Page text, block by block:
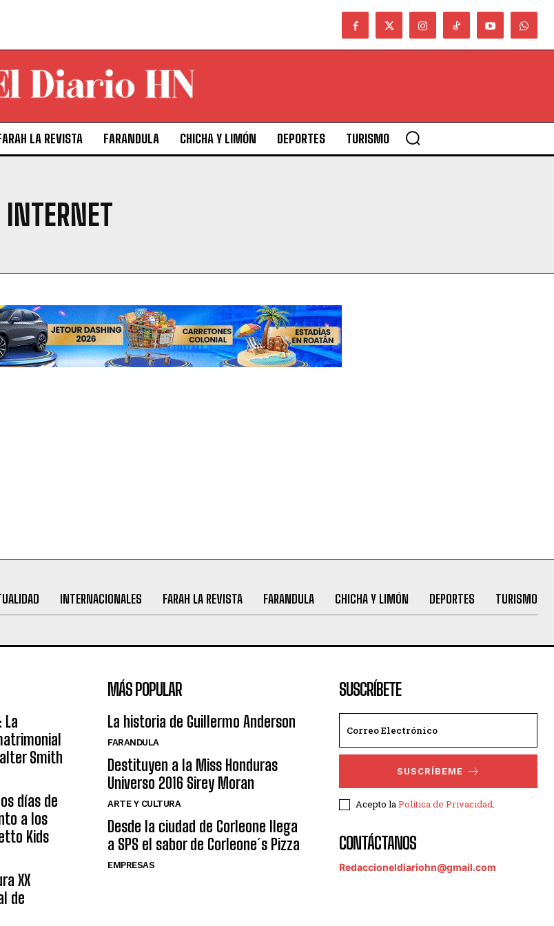
LA REVISTA FARANDULA CHICHA Y LIMÓN DEPORTES TURISMO
INTERNACIONALES FARAH LA REVISTA FARANDULA CHICHA Y LIMÓN DEPORTES TURISMO
La
Smith
días de
a los
Kids
XX
de
MÁS POPULAR
La historia de Guillermo Anderson
FARANDULA
Destituyen a la Miss Honduras
Universo 2016 Sirey Moran
ARTE Y CULTURA
Desde la ciudad de Corleone llega
a SPS el sabor de Corleone´s Pizza
EMPRESAS
SUSCRÍBETE
SUSCRÍBEME
Acepto laPolítica de Privacidad.
CONTÁCTANOS
Redaccioneldiariohn@gmail.com